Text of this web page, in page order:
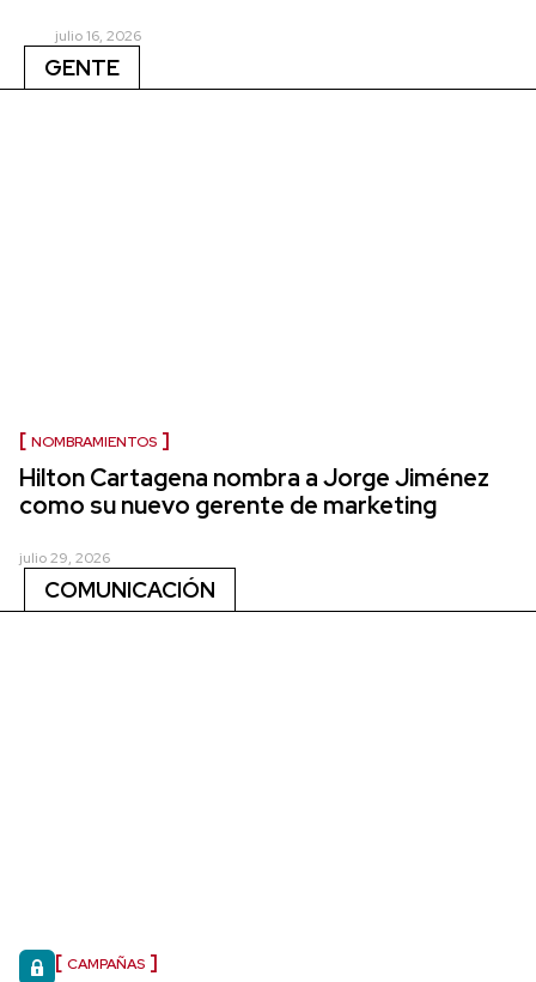
julio 16, 2026
GENTE
NOMBRAMIENTOS
Hilton Cartagena nombra a Jorge Jiménez
como su nuevo gerente de marketing
julio 29, 2026
COMUNICACIÓN
CAMPAÑAS